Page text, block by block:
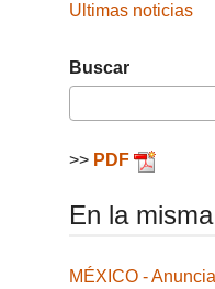
Ultimas noticias
Buscar
>> PDF
En la
MÉXICO -